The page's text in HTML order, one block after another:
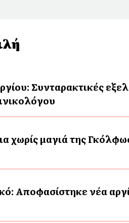
Συνταρακτικές
χωρίς μαγιά της
Αποφασίστηκε νέα